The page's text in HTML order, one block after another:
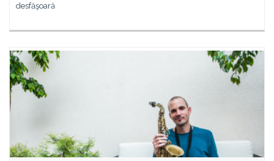
desfăşoară